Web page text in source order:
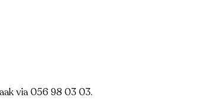
via 056 98 03 03.